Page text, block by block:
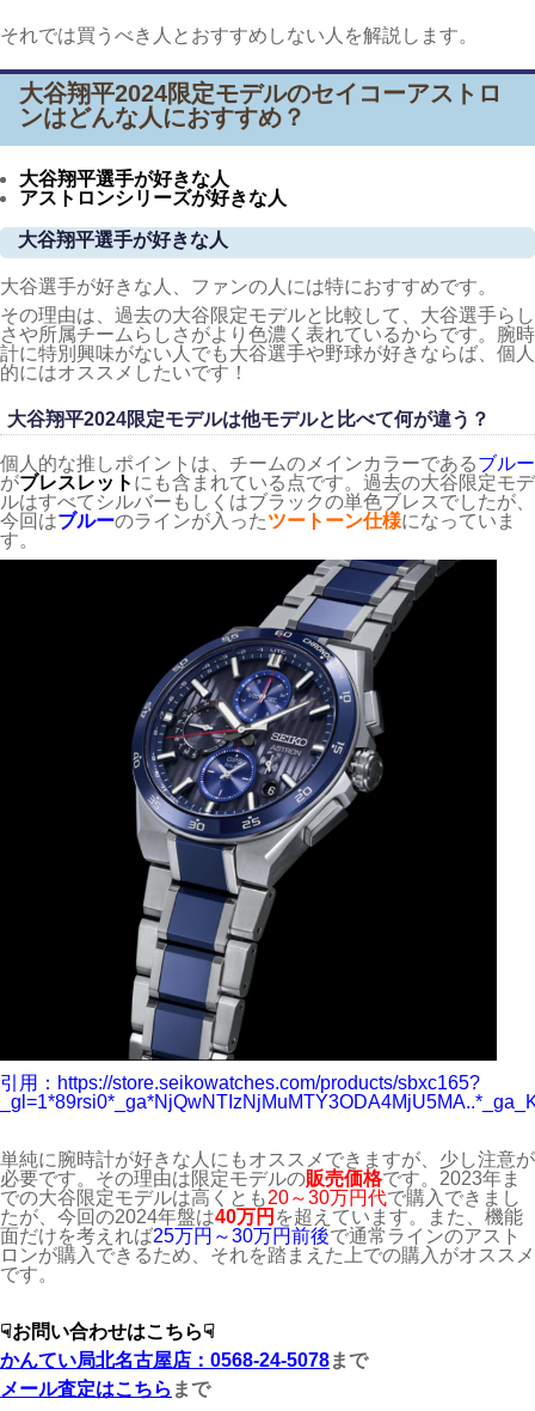
それでは買うべき人とおすすめしない人を解説します。
大谷翔平2024限定モデルのセイコーアストロ
ンはどんな人におすすめ？
大谷翔平選手が好きな人
アストロンシリーズが好きな人
大谷翔平選手が好きな人
大谷選手が好きな人、ファンの人には特におすすめです。
その理由は、過去の大谷限定モデルと比較して、大谷選手らし
さや所属チームらしさがより色濃く表れているからです。腕時
計に特別興味がない人でも大谷選手や野球が好きならば、個人
的にはオススメしたいです！
大谷翔平2024限定モデルは他モデルと比べて何が違う？
個人的な推しポイントは、チームのメインカラーであるブルー
がブレスレット にも含まれている点です。過去の大谷限定モデ
ルはすべてシルバーもしくはブラックの単色ブレスでしたが、
今回はブルーのラインが入ったツートーン仕様になっていま
す。
引用：https://store.seikowatches.com/products/sbxc165?
単純に腕時計が好きな人にもオススメできますが、少し注意が
必要です。その理由は限定モデルの販売価格です。2023年ま
での大谷限定モデルは高くとも20～30万円代で購入できまし
たが、今回の2024年盤は40万円 を超えています。また、機能
面だけを考えれば25万円～30万円前後で通常ラインのアスト
ロンが購入できるため、それを踏まえた上での購入がオススメ
です。
☟お問い合わせはこちら☟
かんてい局北名古屋店：0568-24-5078まで
メール査定はこちら まで